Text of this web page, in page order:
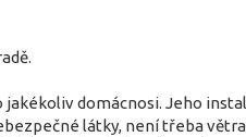
domácnosi. Jeho
látky, není třeba